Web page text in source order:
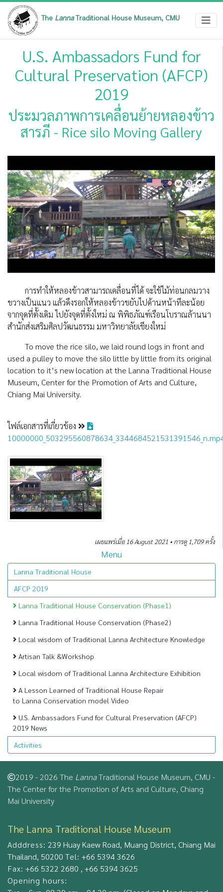
The LannaTraditional House Museum, CMU
U.S. Ambassadors Fund for
Cultural Preservation (AFCP)
2019
ประมวลภาพการเคลื่อนย้ายหลองข้าว
สารภี - Rice silo Moving Gallery
การทำให้หลองข้าวสามารถเคลื่อนที่ได้ จะใช้ไม้ท่อนกลมวาง
ขวางเป็นแนว แล้วดึงรอกให้หลองข้าวขยับไปด้านหน้าทีละน้อย
จากจุดที่ตั้งเดิม ไปยังจุดที่ตั้งใหม่ ณ พิพิธภัณฑ์เรือนโบราณล้านนา
สำนักส่งเสริมศิลปวัฒนธรรม มหาวิทยาลัยเชียงใหม่
To move the rice silo, we laid round logs in front and
used a pulley to move the silo little by little from its original
location to it’s new location at the Lanna Traditional House
Museum, Center for the Promotion of Arts and Culture,
Chiang Mai University.
ไฟล์เอกสารที่เกี่ยวข้อง
เผยแพร่เมื่อ 16 August 2021 • การดู 1,709 ครั้ง
Menu
Lanna Traditional House
AFCP 2019
Lanna Traditional House Conservation (Phase1)
Lanna Traditional House Conservation (Phase2)
Local wisdom of Traditional Lanna Architecture Knowledge
Artisan Talk &Workshop
Local wisdom of Traditional Lanna Architecture Exhibition
A Lesson Learned of Traditional House Repair
to Lanna Conservation model Video
U.S. Ambassadors Fund for Cultural Preservation (AFCP)
2019 News
Activities
2019 - 2026 The LannaTraditional House Museum, CMU -
The Center for the Promotion of Arts and Culture, Chiang
Mai University
The Lanna Traditional House Museum
Adddress: 239 Huay Kaew Road, Muang District, Chiang Mai
Thailand, 50200 Tel: +66 5394 3626
Fax: +66 5322 2680 , +66 5394 3625
Opening hours: